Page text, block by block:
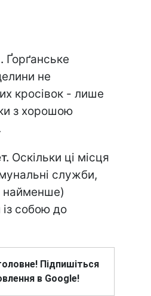
Ґорґанське
не
кросівок - лише
з хорошою
Оскільки ці місця
служби,
найменше)
із собою до
Підпишіться
в Google!